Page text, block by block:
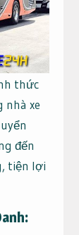
thức
xe
đến
tiện lợi